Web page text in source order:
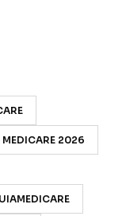
MEDICARE 2026